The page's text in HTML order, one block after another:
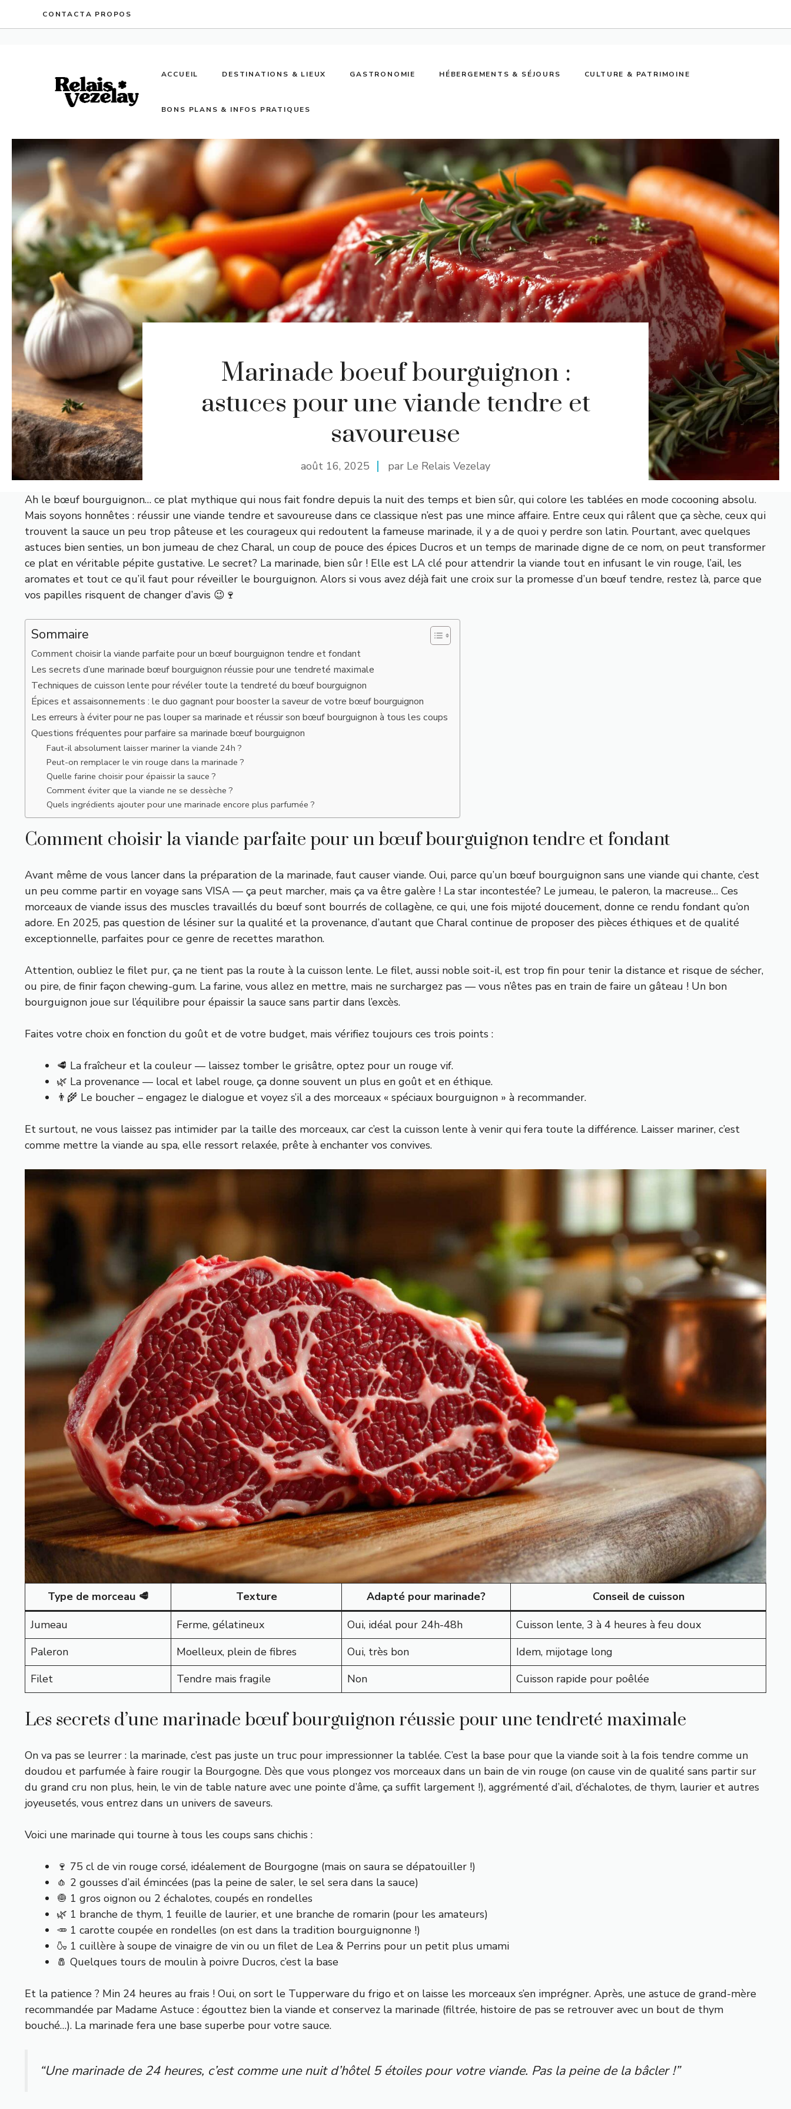
CONTACTA PROPOS
ACCUEIL DESTINATIONS & LIEUX GASTRONOMIE HÉBERGEMENTS & SÉJOURS CULTURE & PATRIMOINE
BONS PLANS & INFOS PRATIQUES
Marinade boeuf bourguignon :
astuces pour une viande tendre et
savoureuse
août 16, 2025 par Le Relais Vezelay
Ah le bœuf bourguignon… ce plat mythique qui nous fait fondre depuis la nuit des temps et bien sûr, qui colore les tablées en mode cocooning absolu.
Mais soyons honnêtes : réussir une viande tendre et savoureuse dans ce classique n’est pas une mince affaire. Entre ceux qui râlent que ça sèche, ceux qui
trouvent la sauce un peu trop pâteuse et les courageux qui redoutent la fameuse marinade, il y a de quoi y perdre son latin. Pourtant, avec quelques
astuces bien senties, un bon jumeau de chez Charal, un coup de pouce des épices Ducros et un temps de marinade digne de ce nom, on peut transformer
ce plat en véritable pépite gustative. Le secret? La marinade, bien sûr ! Elle est LA clé pour attendrir la viande tout en infusant le vin rouge, l’ail, les
aromates et tout ce qu’il faut pour réveiller le bourguignon. Alors si vous avez déjà fait une croix sur la promesse d’un bœuf tendre, restez là, parce que
vos papilles risquent de changer d’avis 😉🍷
Sommaire
Comment choisir la viande parfaite pour un bœuf bourguignon tendre et fondant
Les secrets d’une marinade bœuf bourguignon réussie pour une tendreté maximale
Techniques de cuisson lente pour révéler toute la tendreté du bœuf bourguignon
Épices et assaisonnements : le duo gagnant pour booster la saveur de votre bœuf bourguignon
Les erreurs à éviter pour ne pas louper sa marinade et réussir son bœuf bourguignon à tous les coups
Questions fréquentes pour parfaire sa marinade bœuf bourguignon
Faut-il absolument laisser mariner la viande 24h ?
Peut-on remplacer le vin rouge dans la marinade ?
Quelle farine choisir pour épaissir la sauce ?
Comment éviter que la viande ne se dessèche ?
Quels ingrédients ajouter pour une marinade encore plus parfumée ?
Comment choisir la viande parfaite pour un bœuf bourguignon tendre et fondant
Avant même de vous lancer dans la préparation de la marinade, faut causer viande. Oui, parce qu’un bœuf bourguignon sans une viande qui chante, c’est
un peu comme partir en voyage sans VISA — ça peut marcher, mais ça va être galère ! La star incontestée? Le jumeau, le paleron, la macreuse… Ces
morceaux de viande issus des muscles travaillés du bœuf sont bourrés de collagène, ce qui, une fois mijoté doucement, donne ce rendu fondant qu’on
adore. En 2025, pas question de lésiner sur la qualité et la provenance, d’autant que Charal continue de proposer des pièces éthiques et de qualité
exceptionnelle, parfaites pour ce genre de recettes marathon.
Attention, oubliez le filet pur, ça ne tient pas la route à la cuisson lente. Le filet, aussi noble soit-il, est trop fin pour tenir la distance et risque de sécher,
ou pire, de finir façon chewing-gum. La farine, vous allez en mettre, mais ne surchargez pas — vous n’êtes pas en train de faire un gâteau ! Un bon
bourguignon joue sur l’équilibre pour épaissir la sauce sans partir dans l’excès.
Faites votre choix en fonction du goût et de votre budget, mais vérifiez toujours ces trois points :
🥩 La fraîcheur et la couleur — laissez tomber le grisâtre, optez pour un rouge vif.
🌿 La provenance — local et label rouge, ça donne souvent un plus en goût et en éthique.
👨‍🌾 Le boucher – engagez le dialogue et voyez s’il a des morceaux « spéciaux bourguignon » à recommander.
Et surtout, ne vous laissez pas intimider par la taille des morceaux, car c’est la cuisson lente à venir qui fera toute la différence. Laisser mariner, c’est
comme mettre la viande au spa, elle ressort relaxée, prête à enchanter vos convives.
Type de morceau 🥩 Texture Adapté pour marinade?
Conseil de cuisson
Jumeau
Ferme, gélatineux Oui, idéal pour 24h-48h
Cuisson lente, 3 à 4 heures à feu doux
Paleron
Moelleux, plein de fibres Oui, très bon
Idem, mijotage long
Filet
Tendre mais fragile Non Cuisson rapide pour poêlée
Les secrets d’une marinade bœuf bourguignon réussie pour une tendreté maximale
On va pas se leurrer : la marinade, c’est pas juste un truc pour impressionner la tablée. C’est la base pour que la viande soit à la fois tendre comme un
doudou et parfumée à faire rougir la Bourgogne. Dès que vous plongez vos morceaux dans un bain de vin rouge (on cause vin de qualité sans partir sur
du grand cru non plus, hein, le vin de table nature avec une pointe d’âme, ça suffit largement !), aggrémenté d’ail, d’échalotes, de thym, laurier et autres
joyeusetés, vous entrez dans un univers de saveurs.
Voici une marinade qui tourne à tous les coups sans chichis :
🍷 75 cl de vin rouge corsé, idéalement de Bourgogne (mais on saura se dépatouiller !)
🧄 2 gousses d’ail émincées (pas la peine de saler, le sel sera dans la sauce)
🧅 1 gros oignon ou 2 échalotes, coupés en rondelles
🌿 1 branche de thym, 1 feuille de laurier, et une branche de romarin (pour les amateurs)
🥕 1 carotte coupée en rondelles (on est dans la tradition bourguignonne !)
🍶 1 cuillère à soupe de vinaigre de vin ou un filet de Lea & Perrins pour un petit plus umami
🧂 Quelques tours de moulin à poivre Ducros, c’est la base
Et la patience ? Min 24 heures au frais ! Oui, on sort le Tupperware du frigo et on laisse les morceaux s’en imprégner. Après, une astuce de grand-mère
recommandée par Madame Astuce : égouttez bien la viande et conservez la marinade (filtrée, histoire de pas se retrouver avec un bout de thym
bouché…). La marinade fera une base superbe pour votre sauce.
“Une marinade de 24 heures, c’est comme une nuit d’hôtel 5 étoiles pour votre viande. Pas la peine de la bâcler !”